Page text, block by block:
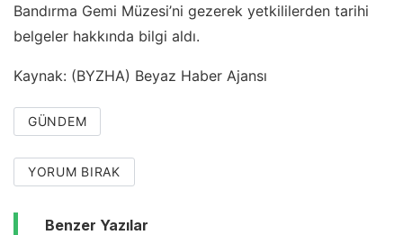
Bandırma Gemi Müzesi’ni gezerek yetkililerden tarihi
belgeler hakkında bilgi aldı.
Kaynak: (BYZHA) Beyaz Haber Ajansı
GÜNDEM
YORUM BIRAK
Benzer Yazılar